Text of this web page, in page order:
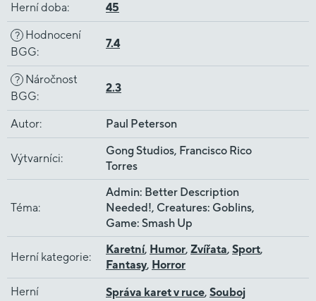
Herní doba: 45
? Hodnocení
BGG:
7.4
? Náročnost
BGG:
2.3
Autor: Paul Peterson
Výtvarníci:
Gong Studios, Francisco Rico
Torres
Téma:
Admin: Better Description
Needed!, Creatures: Goblins,
Game: Smash Up
Herní kategorie:
Karetní, Humor, Zvířata, Sport,
Fantasy, Horror
Herní
Správa karet v ruce, Souboj